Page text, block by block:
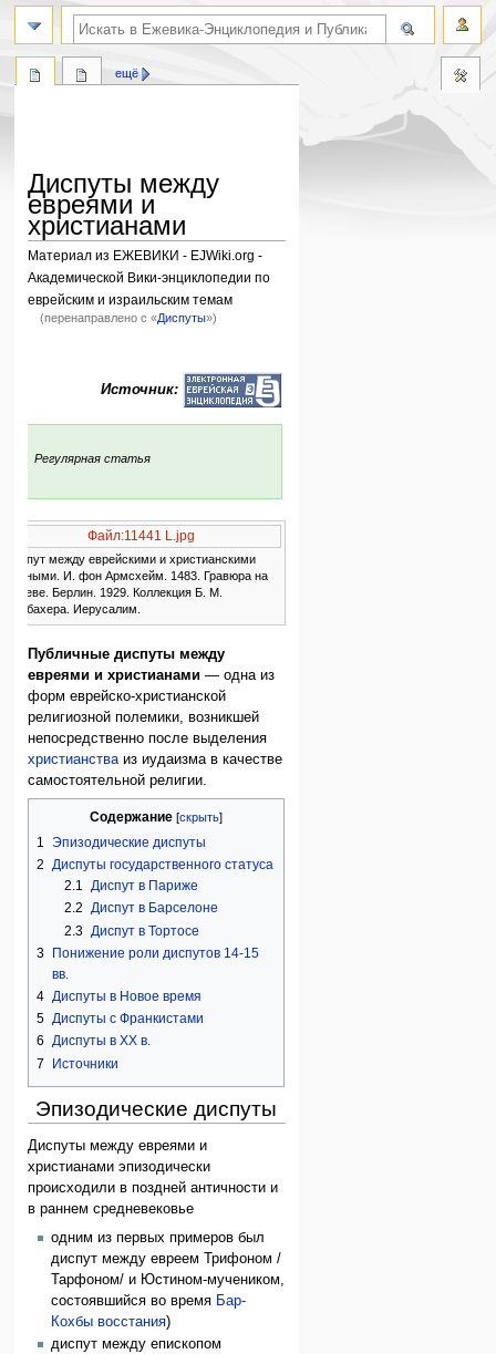
Диспуты между
евреями и
христианами
Материал из ЕЖЕВИКИ - EJWiki.org -
Академической Вики-энциклопедии по
еврейским и израильским темам
(перенаправлено с «Диспуты»)
Источник:
Регулярная статья
Файл:11441 L.jpg
Диспут между еврейскими и христианскими
учеными. И. фон Армсхейм. 1483. Гравюра на
дереве. Берлин. 1929. Коллекция Б. М.
Ансбахера. Иерусалим.
Публичные диспуты между
евреями и христианами — одна из
форм еврейско-христианской
религиозной полемики, возникшей
непосредственно после выделения
христианстваиз иудаизма в качестве
самостоятельной религии.
Содержание
1 Эпизодические диспуты
2 Диспуты государственного статуса
2.1 Диспут в Париже
2.2 Диспут в Барселоне
2.3
Диспут в Тортосе
3 Понижение роли диспутов 14-15
вв.
4 Диспуты в Новое время
5 Диспуты с Франкистами
6 Диспуты в XX в.
7
Источники
Эпизодические диспуты
Диспуты между евреями и
христианами эпизодически
происходили в поздней античности и
в раннем средневековье
одним из первых примеров был
диспут между евреем Трифоном /
Тарфоном/ и Юстином-мучеником,
состоявшийся во время Бар-
Кохбы восстания)
диспут между епископом
ещё
поиск по словам